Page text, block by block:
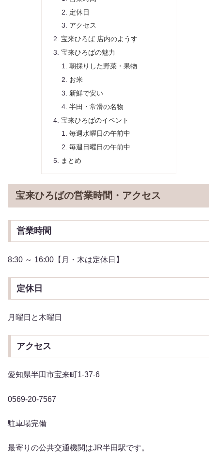
定休日
アクセス
宝来ひろば 店内のようす
宝来ひろばの魅力
朝採りした野菜・果物
お米
新鮮で安い
半田・常滑の名物
宝来ひろばのイベント
毎週水曜日の午前中
毎週日曜日の午前中
まとめ
宝来ひろばの営業時間・アクセス
営業時間
8:30 ～ 16:00【月・木は定休日】
定休日
月曜日と木曜日
アクセス
愛知県半田市宝来町1-37-6
0569-20-7567
駐車場完備
最寄りの公共交通機関はJR半田駅です。